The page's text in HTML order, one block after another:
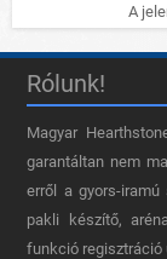
A
Rólunk!
Magyar
garantáltan nem
erről a gyors-iramú
pakli készítő,
funkció regisztráció